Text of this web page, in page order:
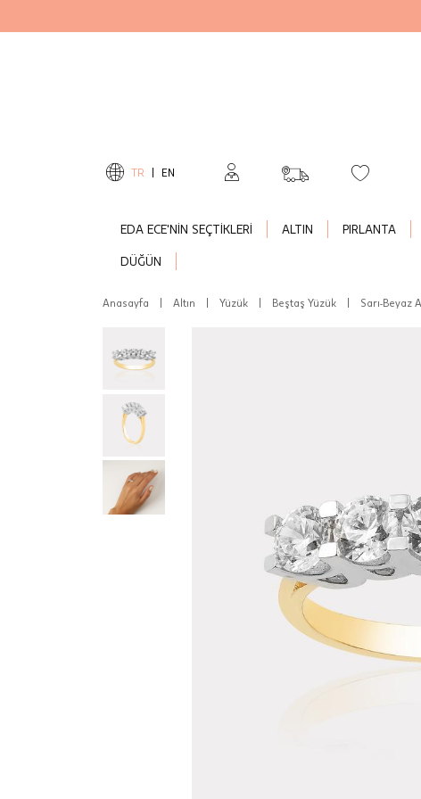
TR EN
EDA ECE'NİN SEÇTİKLERİ ALTIN PIRLANTA
DÜĞÜN
Anasayfa Altın Yüzük Beştaş Yüzük Sarı-Beyaz